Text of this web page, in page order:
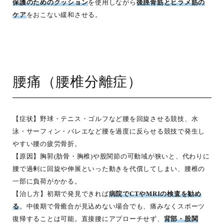
保護のためのクッションを使用しながら 後脛骨筋とヒラメ筋の
ケアをおこない緩和させる。
腰痛（腰椎分離症）
【症状】野球・テニス・ゴルフなど腰を回旋させる競技、水
泳・サーフィン・バレエなど腰を過度に反らせる競技で発生し
やすい腰の疲労骨折。
【原因】胸郭(肋骨・胸椎)や股関節の可動域が狭いと、代わりに
腰で過剰に回旋や伸展といった動きを代償してしまい、腰椎の
一部に負荷がかかる。
【治し方】初期で発見できれば病院でCTやMRIの検査を勧め
る。中後期で骨癒合が見込めない場合でも、痛みなくスポーツ
復帰することは可能。直接腰にアプローチせず、 背部・股関